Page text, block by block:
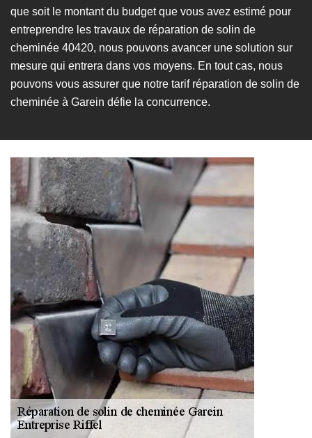
que soit le montant du budget que vous avez estimé pour
entreprendre les travaux de réparation de solin de
cheminée 40420, nous pouvons avancer une solution sur
mesure qui entrera dans vos moyens. En tout cas, nous
pouvons vous assurer que notre tarif réparation de solin de
cheminée à Garein défie la concurrence.